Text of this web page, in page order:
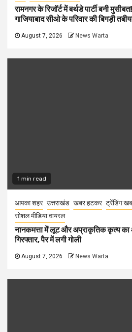
रामनगर के रिजॉर्ट में बर्थडे पार्टी बनी
गाजियाबाद सीओ के परिवार की बिगड़ी
August 7, 2026 News Warta
1 min read
आपका शहर उत्तराखंड खबर हटकर ट्रेंडिंग
सोशल मीडिया वायरल
नानकमत्ता में लूट और अप्राकृतिक कृत्य का
गिरफ्तार, पैर में लगी गोली
August 7, 2026 News Warta